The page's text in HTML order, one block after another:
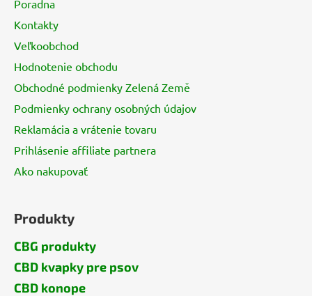
Poradna
Kontakty
Veľkoobchod
Hodnotenie obchodu
Obchodné podmienky Zelená Země
Podmienky ochrany osobných údajov
Reklamácia a vrátenie tovaru
Prihlásenie affiliate partnera
Ako nakupovať
Produkty
CBG produkty
CBD kvapky pre psov
CBD konope